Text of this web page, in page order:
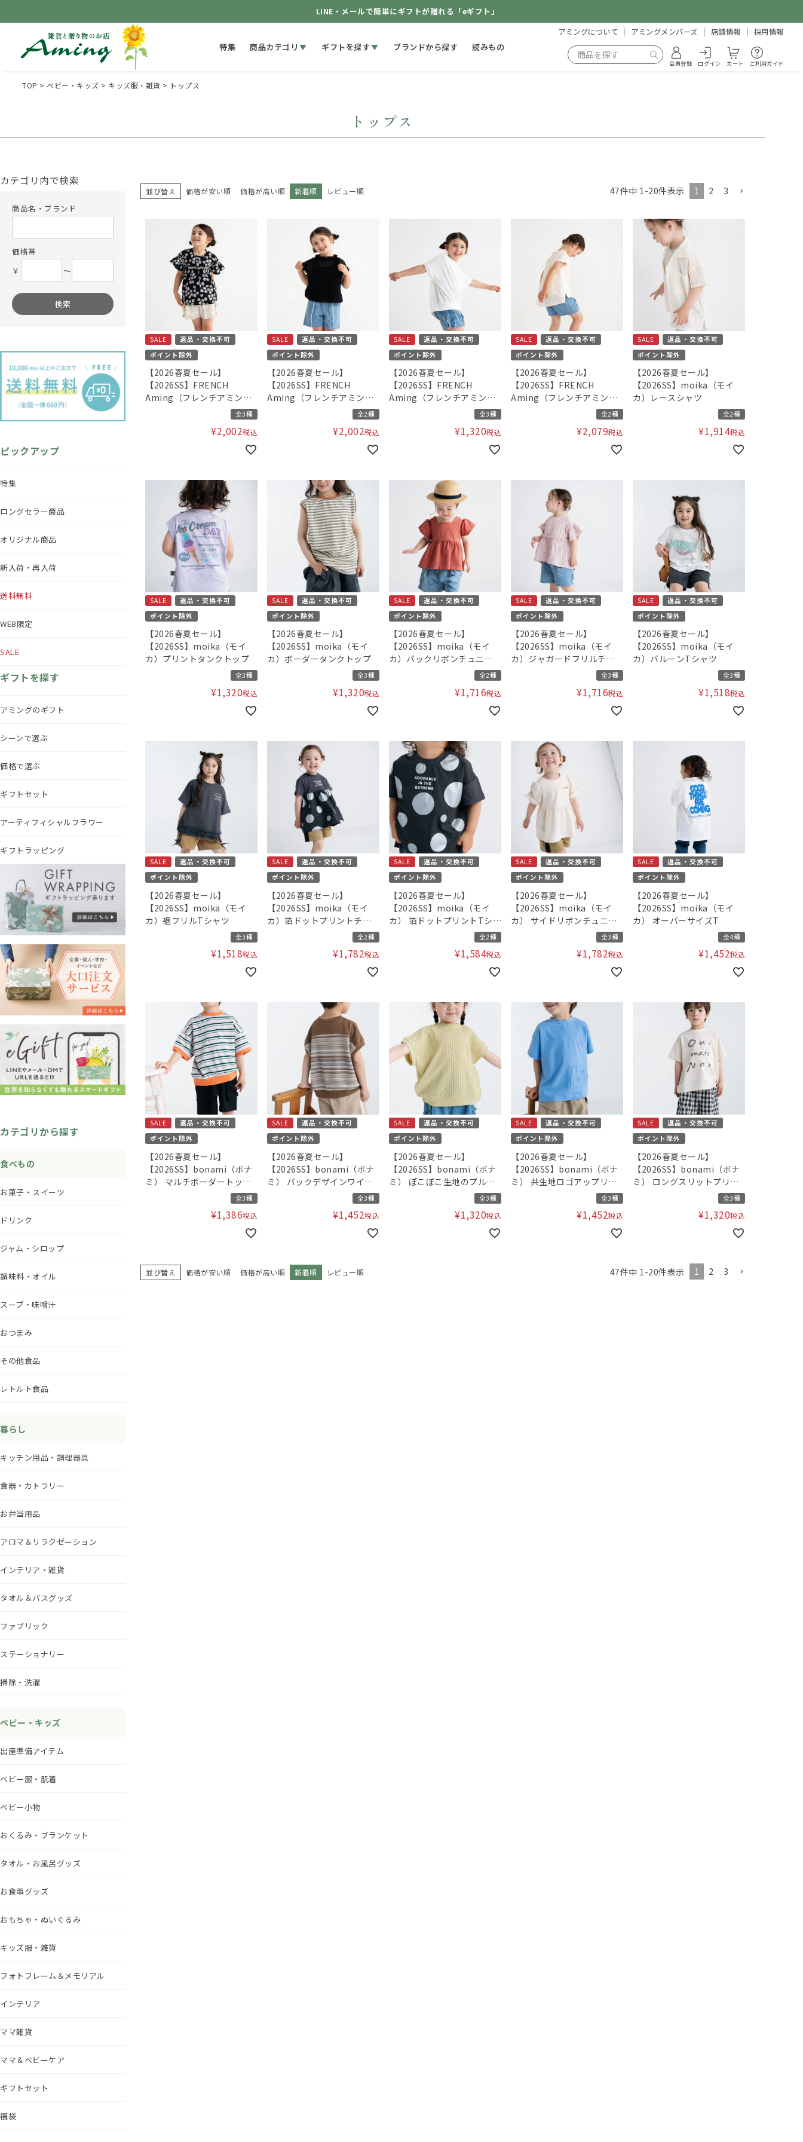
LINE・メールで簡単にギフトが贈れる「eギフト」
特集 商品カテゴリ ギフトを探す ブランドから探す 読みもの
アミングについて アミングメンバーズ 店舗情報 採用情報
会員登録 ログイン カート ご利用ガイド
TOP ベビー・キッズ キッズ服・雑貨 トップス
トップス
カテゴリ内で検索
商品名・ブランド
価格帯
￥
〜
検索
ピックアップ
特集
ロングセラー商品
オリジナル商品
新入荷・再入荷
送料無料
WEB限定
SALE
ギフトを探す
アミングのギフト
シーンで選ぶ
価格で選ぶ
ギフトセット
アーティフィシャルフラワー
ギフトラッピング
カテゴリから探す
食べもの
お菓子・スイーツ
ドリンク
ジャム・シロップ
調味料・オイル
スープ・味噌汁
おつまみ
その他食品
レトルト食品
暮らし
キッチン用品・調理器具
食器・カトラリー
お弁当用品
アロマ＆リラクゼーション
インテリア・雑貨
タオル＆バスグッズ
ファブリック
ステーショナリー
掃除・洗濯
ベビー・キッズ
出産準備アイテム
ベビー服・肌着
ベビー小物
おくるみ・ブランケット
タオル・お風呂グッズ
お食事グッズ
おもちゃ・ぬいぐるみ
キッズ服・雑貨
フォトフレーム＆メモリアル
インテリア
ママ雑貨
ママ＆ベビーケア
ギフトセット
福袋
並び替え 価格が安い順 価格が高い順 新着順 レビュー順 47件中 1-20件表示 1 2 3
SALE
返品・交換不可
ポイント除外
【2026春夏セール】
【2026SS】FRENCH
Aming（フレンチアミン
グ）シャーリングブラウス
全3種
¥2,002税込
SALE
返品・交換不可
ポイント除外
【2026春夏セール】
【2026SS】FRENCH
Aming（フレンチアミン
全2種
¥2,002税込
SALE
返品・交換不可
ポイント除外
【2026春夏セール】
【2026SS】FRENCH
Aming（フレンチアミン
グ）フラワージャガードプ
全3種
¥1,320税込
SALE
返品・交換不可
ポイント除外
【2026春夏セール】
【2026SS】FRENCH
Aming（フレンチアミン
グ）バックレースTシャツ
全2種
¥2,079税込
SALE
返品・交換不可
ポイント除外
【2026春夏セール】
【2026SS】moika（モイ
カ）レースシャツ
全2種
¥1,914税込
SALE
返品・交換不可
ポイント除外
【2026春夏セール】
【2026SS】moika（モイ
カ）プリントタンクトップ
全3種
¥1,320税込
SALE
返品・交換不可
ポイント除外
【2026春夏セール】
【2026SS】moika（モイ
カ）ボーダータンクトップ
全3種
¥1,320税込
SALE
返品・交換不可
ポイント除外
【2026春夏セール】
【2026SS】moika（モイ
カ）バックリボンチュニッ
全2種
¥1,716税込
SALE
返品・交換不可
ポイント除外
【2026春夏セール】
【2026SS】moika（モイ
カ）ジャガードフリルチュ
全3種
¥1,716税込
SALE
返品・交換不可
ポイント除外
【2026春夏セール】
【2026SS】moika（モイ
カ）バルーンTシャツ
全3種
¥1,518税込
SALE
返品・交換不可
ポイント除外
【2026春夏セール】
【2026SS】moika（モイ
カ）裾フリルTシャツ
全3種
¥1,518税込
SALE
返品・交換不可
ポイント除外
【2026春夏セール】
【2026SS】moika（モイ
カ）箔ドットプリントチュ
全2種
¥1,782税込
SALE
返品・交換不可
ポイント除外
【2026春夏セール】
【2026SS】moika（モイ
カ） 箔ドットプリントTシャ
全2種
¥1,584税込
SALE
返品・交換不可
ポイント除外
【2026春夏セール】
【2026SS】moika（モイ
カ） サイドリボンチュニッ
全3種
¥1,782税込
SALE
返品・交換不可
ポイント除外
【2026春夏セール】
【2026SS】moika（モイ
カ） オーバーサイズT
全4種
¥1,452税込
SALE
返品・交換不可
ポイント除外
【2026春夏セール】
【2026SS】bonami（ボナ
ミ） マルチボーダートップ
全3種
¥1,386税込
SALE
返品・交換不可
ポイント除外
【2026春夏セール】
【2026SS】bonami（ボナ
ミ） バックデザインワイドT
全3種
¥1,452税込
SALE
返品・交換不可
ポイント除外
【2026春夏セール】
【2026SS】bonami（ボナ
ミ） ぽこぽこ生地のプルオ
全3種
¥1,320税込
SALE
返品・交換不可
ポイント除外
【2026春夏セール】
【2026SS】bonami（ボナ
ミ） 共生地ロゴアップリケT
全3種
¥1,452税込
SALE
返品・交換不可
ポイント除外
【2026春夏セール】
【2026SS】bonami（ボナ
ミ） ロングスリットプリン
全3種
¥1,320税込
並び替え 価格が安い順 価格が高い順 新着順 レビュー順 47件中 1-20件表示 1 2 3